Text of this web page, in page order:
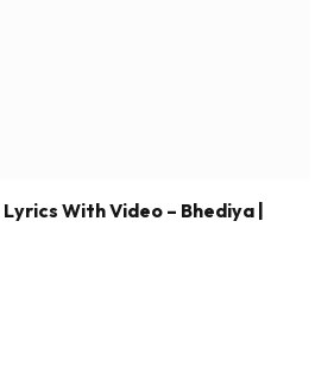
With Video – Bhediya |